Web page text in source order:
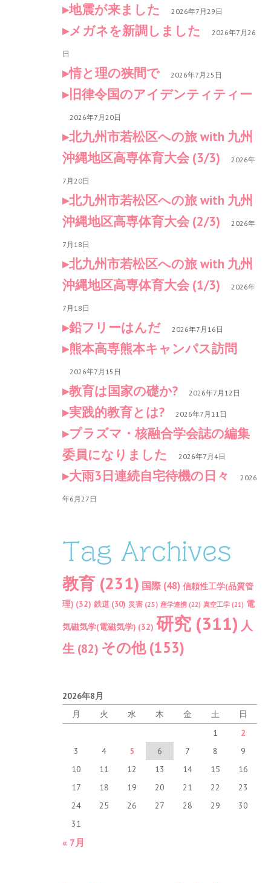
地震が来ました 2026年7月29日
メガネを新調しました 2026年7月26
日
情と理の狭間で 2026年7月25日
旧律令国のアイデンティティー
2026年7月20日
北九州市若松区への旅 with 九州
沖縄地区高専体育大会 (3/3)
2026年
7月20日
北九州市若松区への旅 with 九州
沖縄地区高専体育大会 (2/3)
2026年
7月18日
北九州市若松区への旅 with 九州
沖縄地区高専体育大会 (1/3)
2026年
7月18日
鉛フリーはんだ 2026年7月16日
熊本高専熊本キャンパス訪問
2026年7月15日
教育は国家の礎か? 2026年7月12日
実践的教育とは? 2026年7月11日
プラズマ・核融合学会誌の編集
委員になりました
2026年7月4日
大雨3日連続自宅待機の日々 2026
年6月27日
Tag Archives
教育 (231) 国際 (48) 信頼性工学(品質管
理) (32) 鉄道 (30) 災害 (25) 産学連携 (22) 真空工学 (21) 電
気磁気学(電磁気学) (32) 研究 (311) 人
生 (82) その他(153)
2026年8月
月
火 水 木 金 土
日
1
2
3
4 5 6 7 8
9
10
11 12 13 14 15
16
17
18 19 20 21 22
23
24
25 26 27 28 29
30
31
« 7月